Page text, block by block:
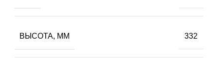
ВЫСОТА, ММ 332